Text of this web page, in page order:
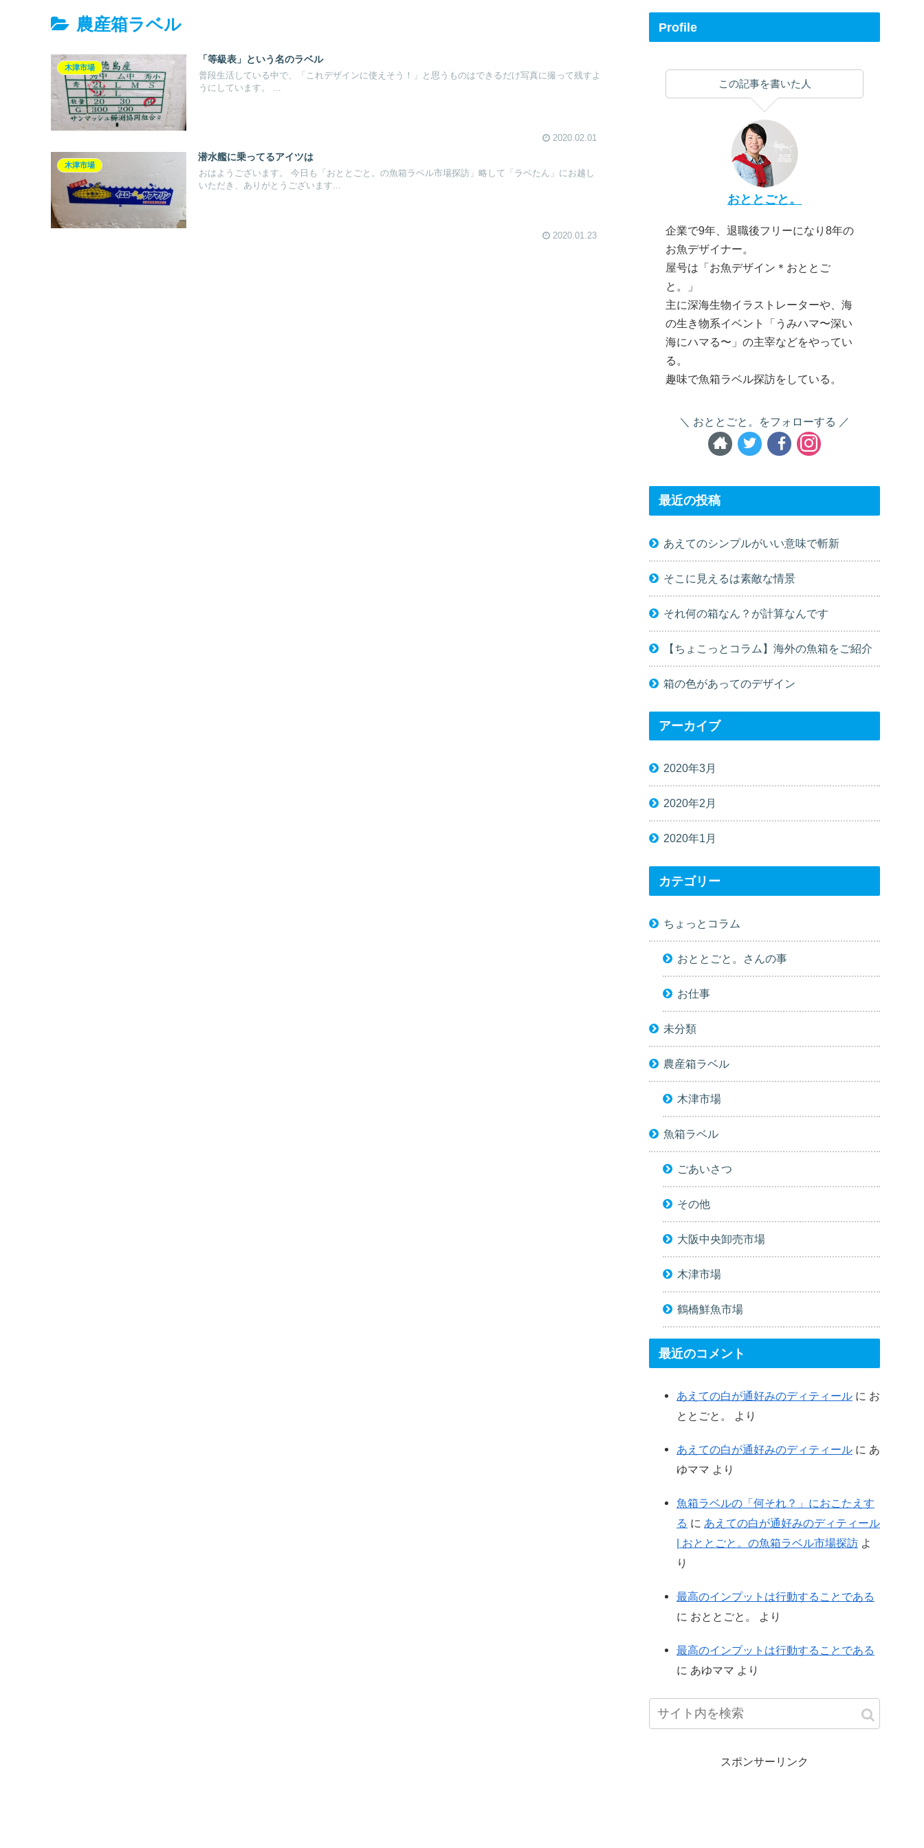
農産箱ラベル
木津市場
「等級表」という名のラベル
普段生活している中で、「これデザインに使えそう！」と思うものはできるだけ写真に撮って残すよ
うにしています。 ...
2020.02.01
木津市場
潜水艦に乗ってるアイツは
おはようございます。 今日も「おととごと。の魚箱ラベル市場探訪」略して「ラベたん」にお越し
いただき、ありがとうございます...
2020.01.23
Profile
この記事を書いた人
おととごと。
企業で9年、退職後フリーになり8年の
お魚デザイナー。
屋号は「お魚デザイン＊おととご
と。」
主に深海生物イラストレーターや、海
の生き物系イベント「うみハマ〜深い
海にハマる〜」の主宰などをやってい
る。
趣味で魚箱ラベル探訪をしている。
おととごと。をフォローする
最近の投稿
あえてのシンプルがいい意味で斬新
そこに見えるは素敵な情景
それ何の箱なん？が計算なんです
【ちょこっとコラム】海外の魚箱をご紹介
箱の色があってのデザイン
アーカイブ
2020年3月
2020年2月
2020年1月
カテゴリー
ちょっとコラム
おととごと。さんの事
お仕事
未分類
農産箱ラベル
木津市場
魚箱ラベル
ごあいさつ
その他
大阪中央卸売市場
木津市場
鶴橋鮮魚市場
最近のコメント
あえての白が通好みのディティール に お
ととごと。
より
あえての白が通好みのディティール に あ
ゆママ より
魚箱ラベルの「何それ？」におこたえす
る に あえての白が通好みのディティール
| おととごと。の魚箱ラベル市場探訪 よ
り
最高のインプットは行動することである
に おととごと。 より
最高のインプットは行動することである
に あゆママ より
スポンサーリンク